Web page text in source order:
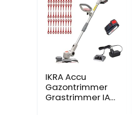
IKRA Accu
Gazontrimmer
Grastrimmer IAT